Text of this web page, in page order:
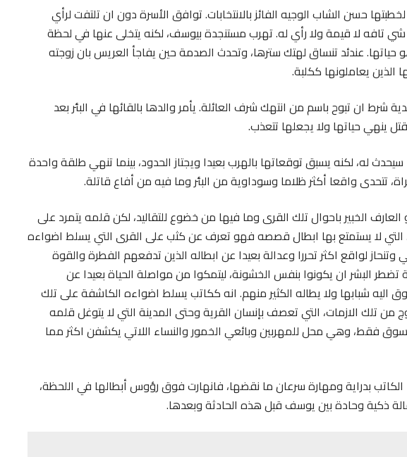
حسن الشاب الوجيه الفائز بالانتخابات. توافق الأسرة دون ان تلتفت لرأي
شي تافه لا قيمة ولا رأي له. تهرب مستنجدة بيوسف، لكنه يتخلى عنها في لحظة
عندئد تنساق لهتك سترها، وتحدث الصدمة حين يفاجأ العريس بان زوجته
يعاملونها ككلبة.
ان تبوح باسم من انتهك شرف العائلة. يأمر والدها بالقائها في البئر بعد
ينهي حياتها ولا يجعلها تتعذب.
له، لكنه يسبق توقعاتها بالهرب بعيدا ويجتاز الحدود، بينما تنهي طلقة واحدة
تتحدى واقعا أكثر ظلاما وسوداوية من البئر وما فيه من أفاع قاتلة.
الخبير باحوال تلك القرى وما فيها من خضوع للتقاليد، لكن قلمه يتمرد على
التي لا يستمتع بها ابطال قصصه فهو تعرف عن كثب على القرى التي يسلط اضواءه
لواقع اكثر تحررا وعدالة بعيدا عن ابطاله الذين تدفعهم الفطرة والقوة
البشر ان يكونوا بنفس الخشونة، ليتمكوا من مواصلة الحياة بعيدا عن
اليه شبابها ولا يطاله الكثير منهم. انه ككاتب يسلط اضواءه الكاشفة على تلك
من تلك الازمات، التي تعصف بإنسان القرية وحتى المدينة التي لا يتوغل قلمه
فقط، وهي محل للمهربين وبائعي الخمور والنساء اللاتي يكشفن اكثر مما
الكاتب بدراية ومهارة سرعان ما نقضها، فانهارت فوق رؤوس أبطالها في اللحظة،
ذكية وحادة بين يوسف قبل هذه الحادثة وبعدها.